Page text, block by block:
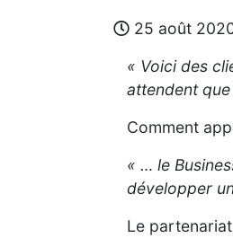
25 août
« Voici des
attendent
Comment
« … le
développer
Le